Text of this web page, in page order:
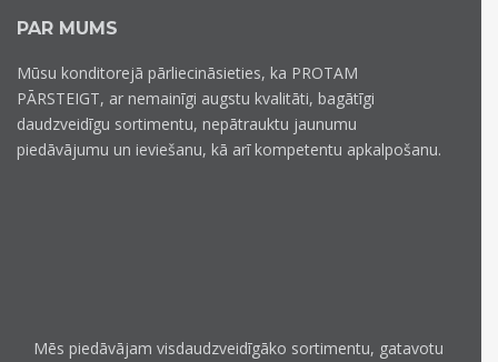
PAR MUMS
Mūsu konditorejā pārliecināsieties, ka PROTAM
PĀRSTEIGT, ar nemainīgi augstu kvalitāti, bagātīgi
daudzveidīgu sortimentu, nepātrauktu jaunumu
piedāvājumu un ieviešanu, kā arī kompetentu apkalpošanu.
Mēs piedāvājam visdaudzveidīgāko sortimentu, gatavotu